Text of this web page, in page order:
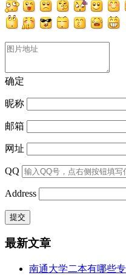
确定
昵称
邮箱
网址
QQ
Address
最新文章
南通大学二本有哪些